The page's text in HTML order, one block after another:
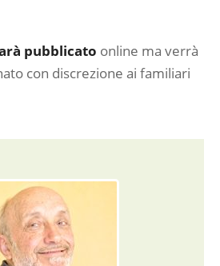
pubblicato online ma verrà
con discrezione ai familiari